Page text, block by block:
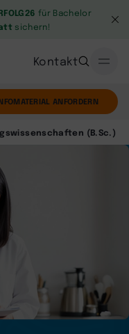
für Bachelor
sichern!
Kontakt
ANFORDERN
(B.Sc.)